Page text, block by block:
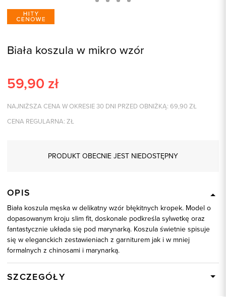
Biała koszula w mikro wzór
59,90 zł
NAJNIŻSZA CENA W OKRESIE 30 DNI PRZED OBNIŻKĄ: 69,90 ZŁ
CENA REGULARNA: ZŁ
PRODUKT OBECNIE JEST NIEDOSTĘPNY
OPIS
Biała koszula męska w delikatny wzór błękitnych kropek. Model o
dopasowanym kroju slim fit, doskonale podkreśla sylwetkę oraz
fantastycznie układa się pod marynarką. Koszula świetnie spisuje
się w eleganckich zestawieniach z garniturem jak i w mniej
formalnych z chinosami i marynarką.
SZCZEGÓŁY